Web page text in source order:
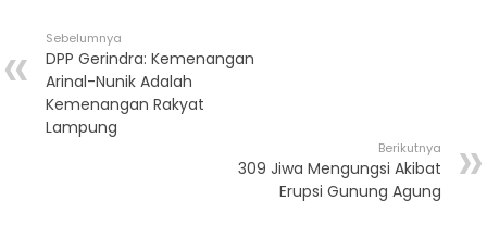
Sebelumnya
DPP Gerindra: Kemenangan
Arinal-Nunik Adalah
Kemenangan Rakyat
Lampung
Berikutnya
309 Jiwa Mengungsi Akibat
Erupsi Gunung Agung